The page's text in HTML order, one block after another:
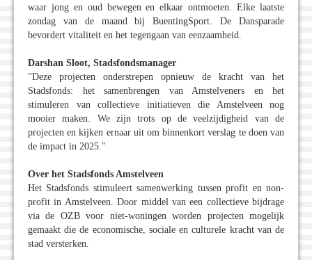
waar jong en oud bewegen en elkaar ontmoeten. Elke laatste
zondag van de maand bij BuentingSport. De Dansparade
bevordert vitaliteit en het tegengaan van eenzaamheid.
Darshan Sloot, Stadsfondsmanager
"Deze projecten onderstrepen opnieuw de kracht van het
Stadsfonds: het samenbrengen van Amstelveners en het
stimuleren van collectieve initiatieven die Amstelveen nog
mooier maken. We zijn trots op de veelzijdigheid van de
projecten en kijken ernaar uit om binnenkort verslag te doen van
de impact in 2025."
Over het Stadsfonds Amstelveen
Het Stadsfonds stimuleert samenwerking tussen profit en non-
profit in Amstelveen. Door middel van een collectieve bijdrage
via de OZB voor niet-woningen worden projecten mogelijk
gemaakt die de economische, sociale en culturele kracht van de
stad versterken.